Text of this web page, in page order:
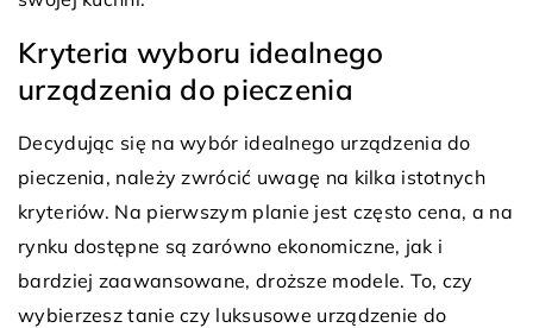
Kryteria wyboru idealnego
urządzenia do pieczenia
Decydując się na wybór idealnego urządzenia do
pieczenia, należy zwrócić uwagę na kilka istotnych
kryteriów. Na pierwszym planie jest często cena, a na
rynku dostępne są zarówno ekonomiczne, jak i
bardziej zaawansowane, droższe modele. To, czy
wybierzesz tanie czy luksusowe urządzenie do